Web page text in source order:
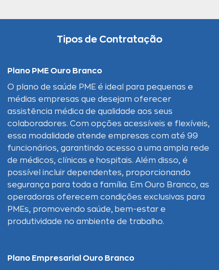
Tipos de Contratação
Plano PME Ouro Branco
O plano de saúde PME é ideal para pequenas e
médias empresas que desejam oferecer
assistência médica de qualidade aos seus
colaboradores. Com opções acessíveis e flexíveis,
essa modalidade atende empresas com até 99
funcionários, garantindo acesso a uma ampla rede
de médicos, clínicas e hospitais. Além disso, é
possível incluir dependentes, proporcionando
segurança para toda a família. Em Ouro Branco, as
operadoras oferecem condições exclusivas para
PMEs, promovendo saúde, bem-estar e
produtividade no ambiente de trabalho.
Plano Empresarial Ouro Branco